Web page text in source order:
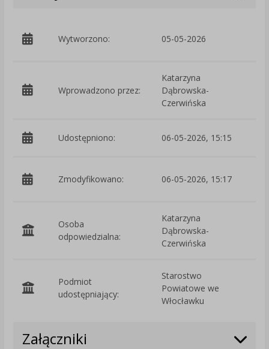
Wytworzono: 05-05-2026
Wprowadzono przez:
Katarzyna
Dąbrowska-
Czerwińska
Udostępniono: 06-05-2026, 15:15
Zmodyfikowano: 06-05-2026, 15:17
Osoba
odpowiedzialna:
Katarzyna
Dąbrowska-
Czerwińska
Podmiot
udostępniający:
Starostwo
Powiatowe we
Włocławku
Załączniki